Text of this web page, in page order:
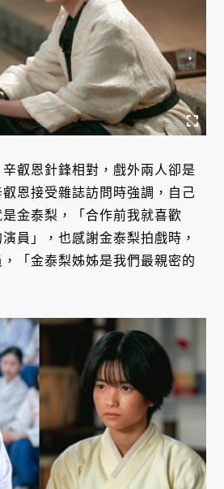
叡恩針鋒相對，戲外兩人卻是
恩接受雜誌訪問時強調，自己
金泰梨，「合作前我就喜歡
員」，也感謝金泰梨拍戲時，
「金泰梨姊姊是我們最親密的